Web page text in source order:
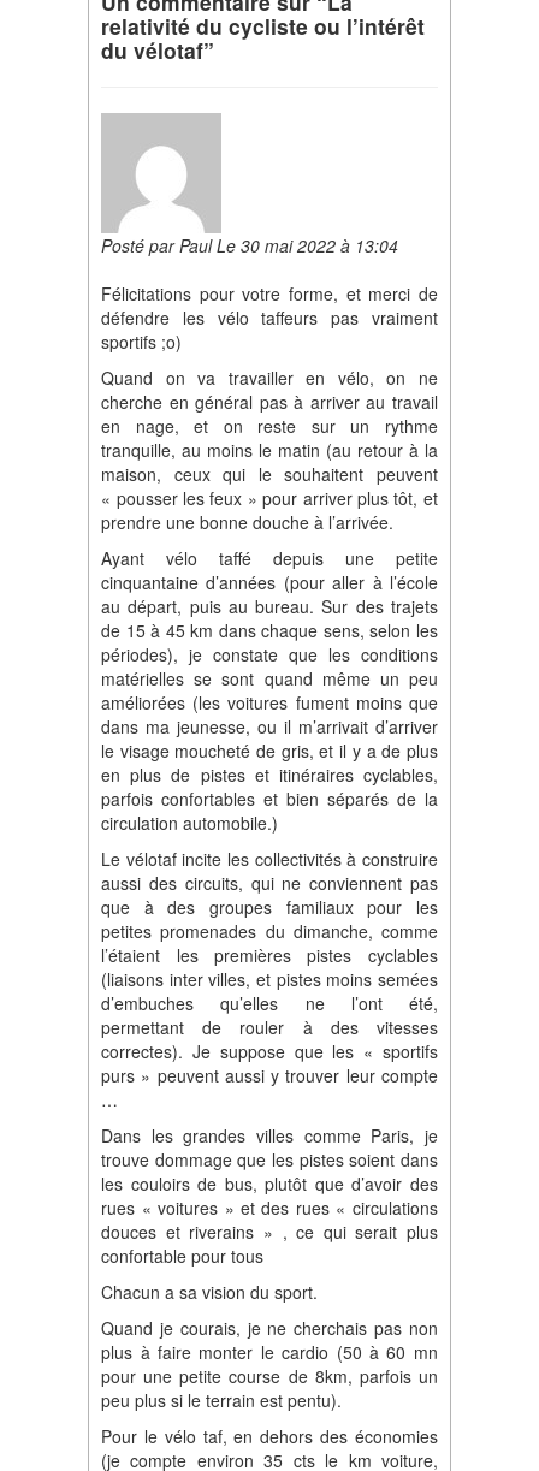
relativité du cycliste ou l’intérêt
du vélotaf”
Posté par Paul Le 30 mai 2022 à 13:04
Félicitations pour votre forme, et merci de
défendre les vélo taffeurs pas vraiment
sportifs ;o)
Quand on va travailler en vélo, on ne
cherche en général pas à arriver au travail
en nage, et on reste sur un rythme
tranquille, au moins le matin (au retour à la
maison, ceux qui le souhaitent peuvent
« pousser les feux » pour arriver plus tôt, et
prendre une bonne douche à l’arrivée.
Ayant vélo taffé depuis une petite
cinquantaine d’années (pour aller à l’école
au départ, puis au bureau. Sur des trajets
de 15 à 45 km dans chaque sens, selon les
périodes), je constate que les conditions
matérielles se sont quand même un peu
améliorées (les voitures fument moins que
dans ma jeunesse, ou il m’arrivait d’arriver
le visage moucheté de gris, et il y a de plus
en plus de pistes et itinéraires cyclables,
parfois confortables et bien séparés de la
circulation automobile.)
Le vélotaf incite les collectivités à construire
aussi des circuits, qui ne conviennent pas
que à des groupes familiaux pour les
petites promenades du dimanche, comme
l’étaient les premières pistes cyclables
(liaisons inter villes, et pistes moins semées
d’embuches qu’elles ne l’ont été,
permettant de rouler à des vitesses
correctes). Je suppose que les « sportifs
purs » peuvent aussi y trouver leur compte
…
Dans les grandes villes comme Paris, je
trouve dommage que les pistes soient dans
les couloirs de bus, plutôt que d’avoir des
rues « voitures » et des rues « circulations
douces et riverains » , ce qui serait plus
confortable pour tous
Chacun a sa vision du sport.
Quand je courais, je ne cherchais pas non
plus à faire monter le cardio (50 à 60 mn
pour une petite course de 8km, parfois un
peu plus si le terrain est pentu).
Pour le vélo taf, en dehors des économies
(je compte environ 35 cts le km voiture,